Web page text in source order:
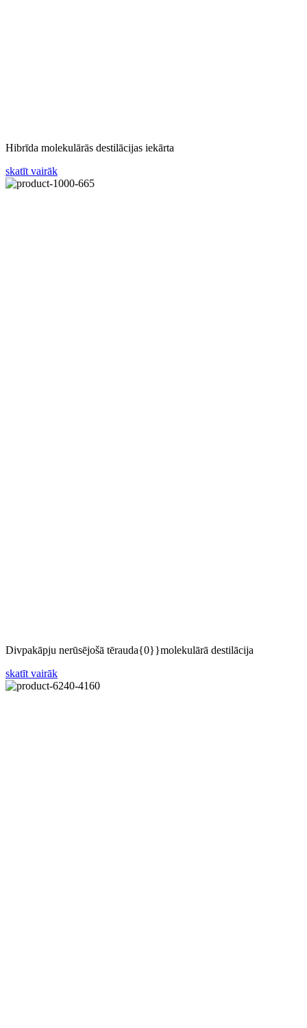
Hibrīda molekulārās destilācijas iekārta
skatīt vairāk
Divpakāpju nerūsējošā tērauda{0}}molekulārā destilācija
skatīt vairāk